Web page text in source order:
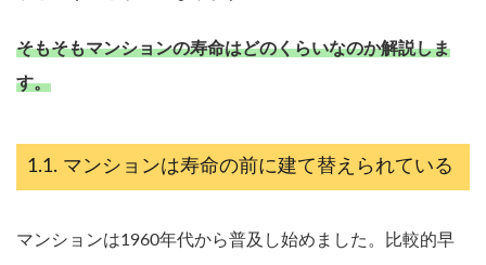
そもそもマンションの寿命はどのくらいなのか解説しま
す。
マンションは寿命の前に建て替えられている
マンションは1960年代から普及し始めました。比較的早